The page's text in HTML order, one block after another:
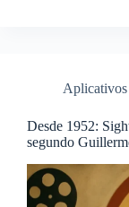
Aplicativos
Desde 1952:
segundo